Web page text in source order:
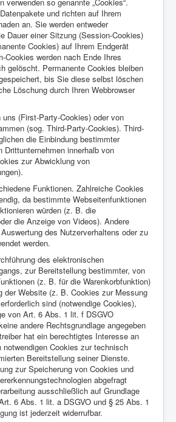
und richten auf Ihrem
an. Sie werden entweder
Dauer einer Sitzung (Session-Cookies)
Cookies) auf Ihrem Endgerät
Cookies werden nach Ende Ihres
gelöscht. Permanente Cookies bleiben
bis Sie diese selbst löschen
Löschung durch Ihren Webbrowser
(First-Party-Cookies) oder von
(sog. Third-Party-Cookies). Third-
die Einbindung bestimmter
Drittunternehmen innerhalb von
zur Abwicklung von
Funktionen. Zahlreiche Cookies
da bestimmte Webseitenfunktionen
würden (z. B. die
die Anzeige von Videos). Andere
des Nutzerverhaltens oder zu
werden.
des elektronischen
zur Bereitstellung bestimmter, von
(z. B. für die Warenkorbfunktion)
der Website (z. B. Cookies zur Messung
sind (notwendige Cookies),
von Art. 6 Abs. 1 lit. f DSGVO
andere Rechtsgrundlage angegeben
hat ein berechtigtes Interesse an
notwendigen Cookies zur technisch
Bereitstellung seiner Dienste.
zur Speicherung von Cookies und
abgefragt
ausschließlich auf Grundlage
6 Abs. 1 lit. a DSGVO und § 25 Abs. 1
ist jederzeit widerrufbar.